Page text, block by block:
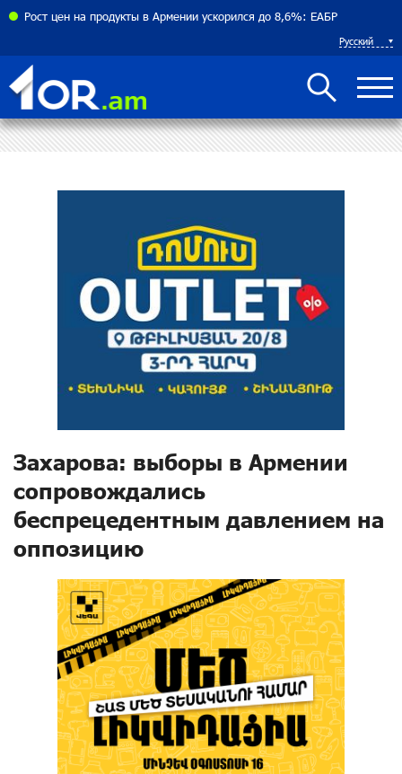
Рост цен на продукты в Армении ускорился до 8,6%: ЕАБР
Русский
Захарова: выборы в Армении
сопровождались
беспрецедентным давлением на
оппозицию